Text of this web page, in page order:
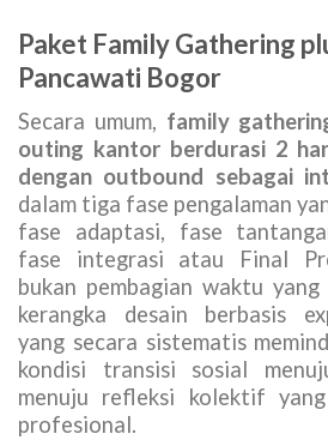
Paket Family Gathering
Pancawati Bogor
Secara umum, family
outing kantor berdurasi 2
dengan outbound sebagai
dalam tiga fase pengalaman
fase adaptasi, fase
fase integrasi atau Final
bukan pembagian waktu
kerangka desain berbasis
yang secara sistematis
kondisi transisi sosial
menuju refleksi kolektif
profesional.